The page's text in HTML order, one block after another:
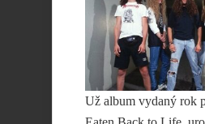
Už album vydaný rok